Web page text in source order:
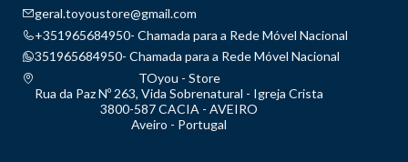
geral.toyoustore@gmail.com
+351965684950- Chamada para a Rede Móvel Nacional
351965684950- Chamada para a Rede Móvel Nacional
TOyou - Store
Rua da Paz Nº 263, Vida Sobrenatural - Igreja Crista
3800-587 CACIA - AVEIRO
Aveiro - Portugal